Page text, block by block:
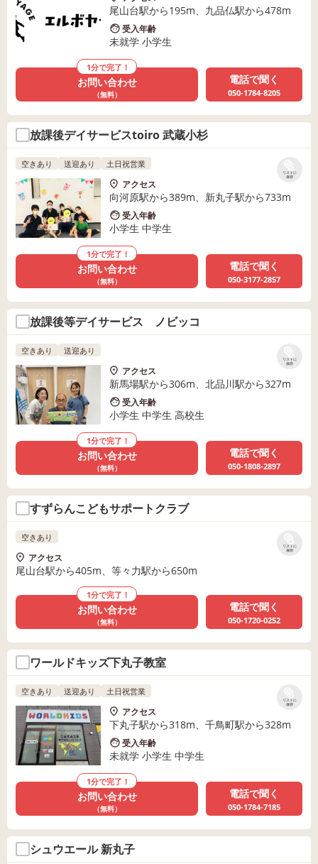
尾山台駅から195m、九品仏駅から478m
受入年齢
未就学 小学生
1分で完了！
お問い合わせ
（無料）
電話で聞く
050-1784-8205
放課後デイサービスtoiro 武蔵小杉
リストに
保存
空きあり 送迎あり 土日祝営業
アクセス
向河原駅から389m、新丸子駅から733m
受入年齢
小学生 中学生
1分で完了！
お問い合わせ
（無料）
電話で聞く
050-3177-2857
放課後等デイサービス ノビッコ
リストに
保存
空きあり 送迎あり
アクセス
新馬場駅から306m、北品川駅から327m
受入年齢
小学生 中学生 高校生
1分で完了！
お問い合わせ
（無料）
電話で聞く
050-1808-2897
すずらんこどもサポートクラブ
リストに
保存
空きあり
アクセス
尾山台駅から405m、等々力駅から650m
1分で完了！
お問い合わせ
（無料）
電話で聞く
050-1720-0252
ワールドキッズ下丸子教室
リストに
保存
空きあり 送迎あり 土日祝営業
アクセス
下丸子駅から318m、千鳥町駅から328m
受入年齢
未就学 小学生 中学生
1分で完了！
お問い合わせ
（無料）
電話で聞く
050-1784-7185
シュウエール 新丸子